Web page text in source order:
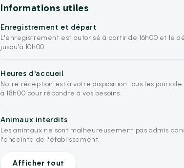
Informations utiles
Enregistrement et départ
L'enregistrement est autorisé à partir de 16h00 et le
jusqu'à 10h00.
Heures d'accueil
Notre réception est à votre disposition tous les jours de
à 18h00 pour répondre à vos besoins.
Animaux interdits
Les animaux ne sont malheureusement pas admis
l'enceinte de l'établissement.
Afficher tout